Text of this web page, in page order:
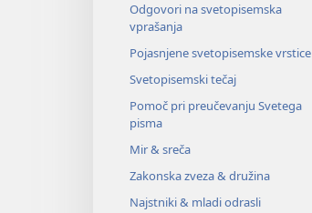
Odgovori na svetopisemska
vprašanja
Pojasnjene svetopisemske vrstice
Svetopisemski tečaj
Pomoč pri preučevanju Svetega
pisma
Mir & sreča
Zakonska zveza & družina
Najstniki & mladi odrasli